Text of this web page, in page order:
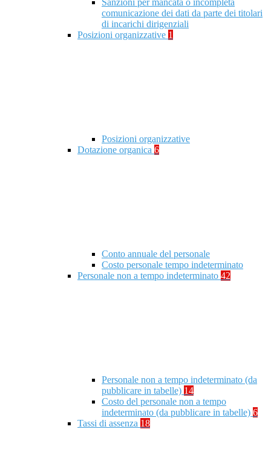
Sanzioni per mancata o incompleta
comunicazione dei dati da parte dei titolari
di incarichi dirigenziali
Posizioni organizzative 1
Posizioni organizzative
Dotazione organica 6
Conto annuale del personale
Costo personale tempo indeterminato
Personale non a tempo indeterminato 42
Personale non a tempo indeterminato (da
pubblicare in tabelle) 14
Costo del personale non a tempo
indeterminato (da pubblicare in tabelle) 6
Tassi di assenza 18